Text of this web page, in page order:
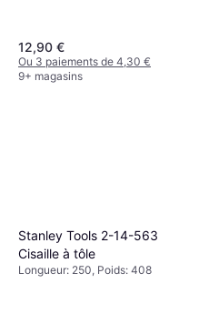
12,90 €
Ou 3 paiements de 4,30 €
9+ magasins
Stanley Tools 2-14-563
Cisaille à tôle
Longueur: 250, Poids: 408